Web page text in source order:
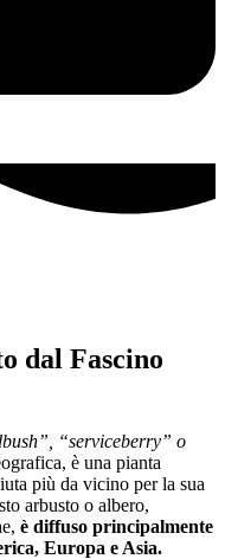
dal Fascino
“serviceberry” o
è una pianta
più da vicino per la sua
arbusto o albero,
è diffuso principalmente
Europa e Asia.